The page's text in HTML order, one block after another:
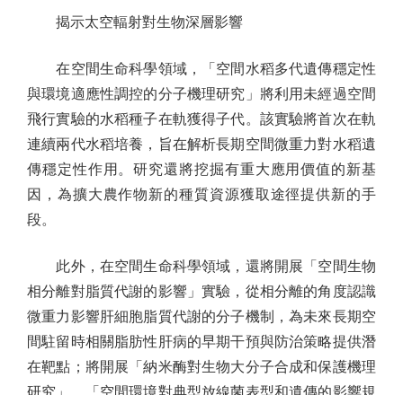
揭示太空輻射對生物深層影響
在空間生命科學領域，「空間水稻多代遺傳穩定性
與環境適應性調控的分子機理研究」將利用未經過空間
飛行實驗的水稻種子在軌獲得子代。該實驗將首次在軌
連續兩代水稻培養，旨在解析長期空間微重力對水稻遺
傳穩定性作用。研究還將挖掘有重大應用價值的新基
因，為擴大農作物新的種質資源獲取途徑提供新的手
段。
此外，在空間生命科學領域，還將開展「空間生物
相分離對脂質代謝的影響」實驗，從相分離的角度認識
微重力影響肝細胞脂質代謝的分子機制，為未來長期空
間駐留時相關脂肪性肝病的早期干預與防治策略提供潛
在靶點；將開展「納米酶對生物大分子合成和保護機理